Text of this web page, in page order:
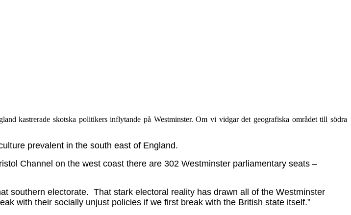
kastrerade skotska politikers inflytande på Westminster. Om vi vidgar det geografiska området till södra
prevalent in the south east of England.
Channel on the west coast there are 302 Westminster parliamentary seats –
southern electorate. That stark electoral reality has drawn all of the Westminster
with their socially unjust policies if we first break with the British state itself.”